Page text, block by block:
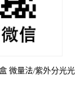
微量法/紫外分光光